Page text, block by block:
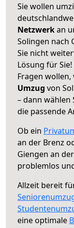
Sie wollen
Netzwerkan
Solingen nach
Sie nicht
Lösung für
Fragen wollen,
Umzug von
– dann wählen
die passende
Ob ein
an der Brenz
Giengen an
problemlos
Allzeit bereit
eine optimale